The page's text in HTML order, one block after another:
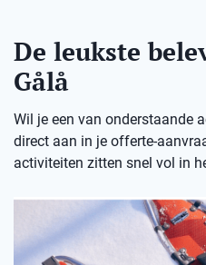
De leukste
Gålå
Wil je een van onderstaande
direct aan in je offerte-
activiteiten zitten snel vol in